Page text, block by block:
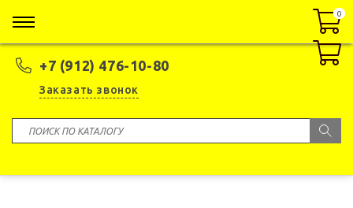
+7 (912) 476-10-80
Заказать звонок
0
0